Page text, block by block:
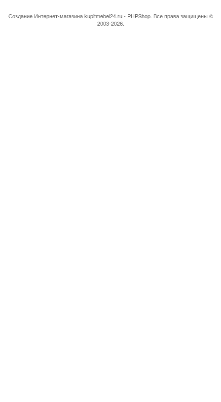
Создание Интернет-магазинаkupitmebel24.ru - PHPShop. Все права защищены ©
2003-2026.